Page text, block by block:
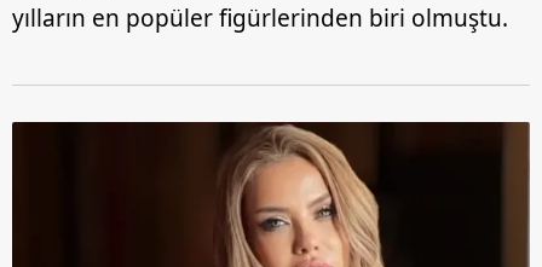
yılların en popüler figürlerinden biri olmuştu.